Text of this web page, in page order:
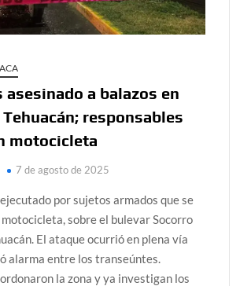
asesinado a balazos en
responsables
motocicleta
7 de agosto de 2025
por sujetos armados que se
sobre el bulevar Socorro
El ataque ocurrió en plena vía
alarma entre los transeúntes.
la zona y ya investigan los